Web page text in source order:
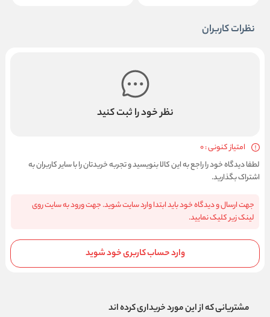
نظرات کاربران
نظر خود را ثبت کنید
امتیاز کنونی : 0
لطفا دیدگاه خود را راجع به این کالا بنویسید و تجربه خریدتان را با سایر کاربران به
اشتراک بگذارید.
جهت ارسال و دیدگاه خود باید ابتدا وارد سایت شوید. جهت ورود به سایت روی
لینک زیر کلیک نمایید.
وارد حساب کاربری خود شوید
مشتریانی که از این مورد خریداری کرده اند